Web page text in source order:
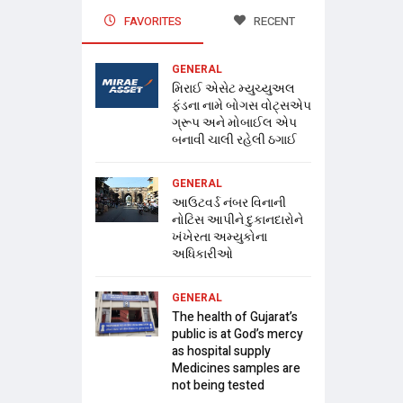
FAVORITES RECENT
GENERAL
મિરાઈ એસેટ મ્યુચ્યુઅલ
ફંડના નામે બોગસ વોટ્સએપ
ગ્રૂપ અને મોબાઈલ એપ
બનાવી ચાલી રહેલી ઠગાઈ
GENERAL
આઉટવર્ડ નંબર વિનાની
નોટિસ આપીને દુકાનદારોને
ખંખેરતા અમ્યુકોના
અધિકારીઓ
GENERAL
The health of Gujarat’s
public is at God’s mercy
as hospital supply
Medicines samples are
not being tested